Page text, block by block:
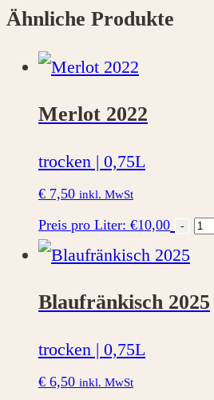
Ähnliche Produkte
Merlot 2022
trocken | 0,75L
€ 7,50 inkl. MwSt
Preis pro Liter: €10,00 -
Blaufränkisch 2025
trocken | 0,75L
€ 6,50 inkl. MwSt